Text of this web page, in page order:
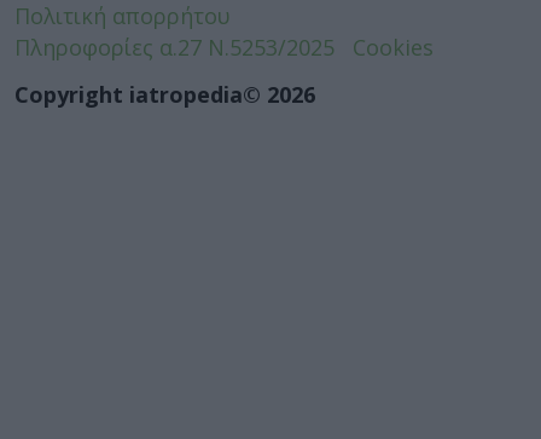
Πολιτική απορρήτου
Πληροφορίες α.27 Ν.5253/2025
Cookies
Copyright iatropedia© 2026